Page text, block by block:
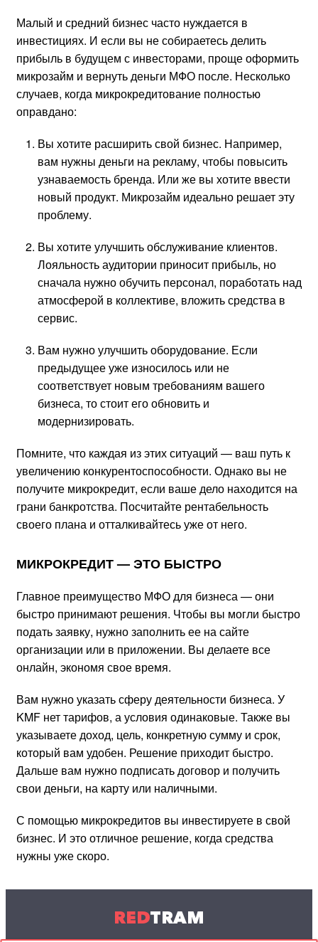
Малый и средний бизнес часто нуждается в
инвестициях. И если вы не собираетесь делить
прибыль в будущем с инвесторами, проще оформить
микрозайм и вернуть деньги МФО после. Несколько
случаев, когда микрокредитование полностью
оправдано:
Вы хотите расширить свой бизнес. Например,
вам нужны деньги на рекламу, чтобы повысить
узнаваемость бренда. Или же вы хотите ввести
новый продукт. Микрозайм идеально решает эту
проблему.
Вы хотите улучшить обслуживание клиентов.
Лояльность аудитории приносит прибыль, но
сначала нужно обучить персонал, поработать над
атмосферой в коллективе, вложить средства в
сервис.
Вам нужно улучшить оборудование. Если
предыдущее уже износилось или не
соответствует новым требованиям вашего
бизнеса, то стоит его обновить и
модернизировать.
Помните, что каждая из этих ситуаций — ваш путь к
увеличению конкурентоспособности. Однако вы не
получите микрокредит, если ваше дело находится на
грани банкротства. Посчитайте рентабельность
своего плана и отталкивайтесь уже от него.
МИКРОКРЕДИТ — ЭТО БЫСТРО
Главное преимущество МФО для бизнеса — они
быстро принимают решения. Чтобы вы могли быстро
подать заявку, нужно заполнить ее на сайте
организации или в приложении. Вы делаете все
онлайн, экономя свое время.
Вам нужно указать сферу деятельности бизнеса. У
KMF нет тарифов, а условия одинаковые. Также вы
указываете доход, цель, конкретную сумму и срок,
который вам удобен. Решение приходит быстро.
Дальше вам нужно подписать договор и получить
свои деньги, на карту или наличными.
С помощью микрокредитов вы инвестируете в свой
бизнес. И это отличное решение, когда средства
нужны уже скоро.
REDTRAM